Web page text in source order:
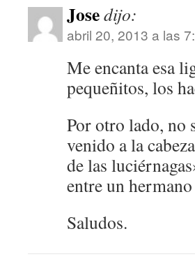
Josedijo:
abril 20, 2013 a las
Me encanta esa
pequeñitos, los
Por otro lado, no
venido a la
de las
entre un
Saludos.